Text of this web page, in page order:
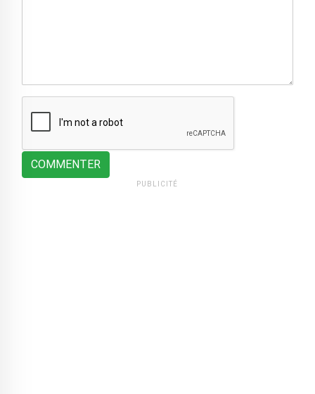
COMMENTER
PUBLICITÉ